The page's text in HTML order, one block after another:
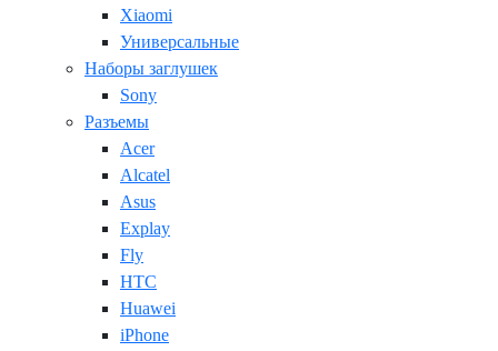
Xiaomi
Универсальные
Наборы заглушек
Sony
Разъемы
Acer
Alcatel
Asus
Explay
Fly
HTC
Huawei
iPhone